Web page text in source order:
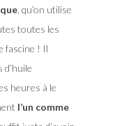
, qu’on utilise
toutes les
fascine ! Il
heures à le
l’un comme